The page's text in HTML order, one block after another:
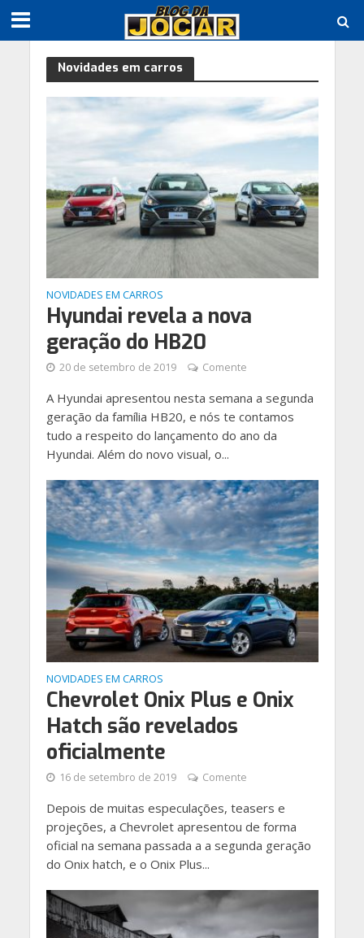
Novidades em carros
NOVIDADES EM CARROS
Hyundai revela a nova
geração do HB20
20 de setembro de 2019 Comente
A Hyundai apresentou nesta semana a segunda
geração da família HB20, e nós te contamos
tudo a respeito do lançamento do ano da
Hyundai. Além do novo visual, o...
NOVIDADES EM CARROS
Chevrolet Onix Plus e Onix
Hatch são revelados
oficialmente
16 de setembro de 2019 Comente
Depois de muitas especulações, teasers e
projeções, a Chevrolet apresentou de forma
oficial na semana passada a a segunda geração
do Onix hatch, e o Onix Plus...